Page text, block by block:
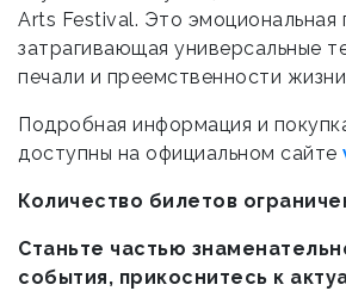
Arts Festival. Это эмоциональная
затрагивающая универсальные
печали и преемственности
Подробная информация и
доступны на официальном сайте
Количество билетов
Станьте частью
события, прикоснитесь к